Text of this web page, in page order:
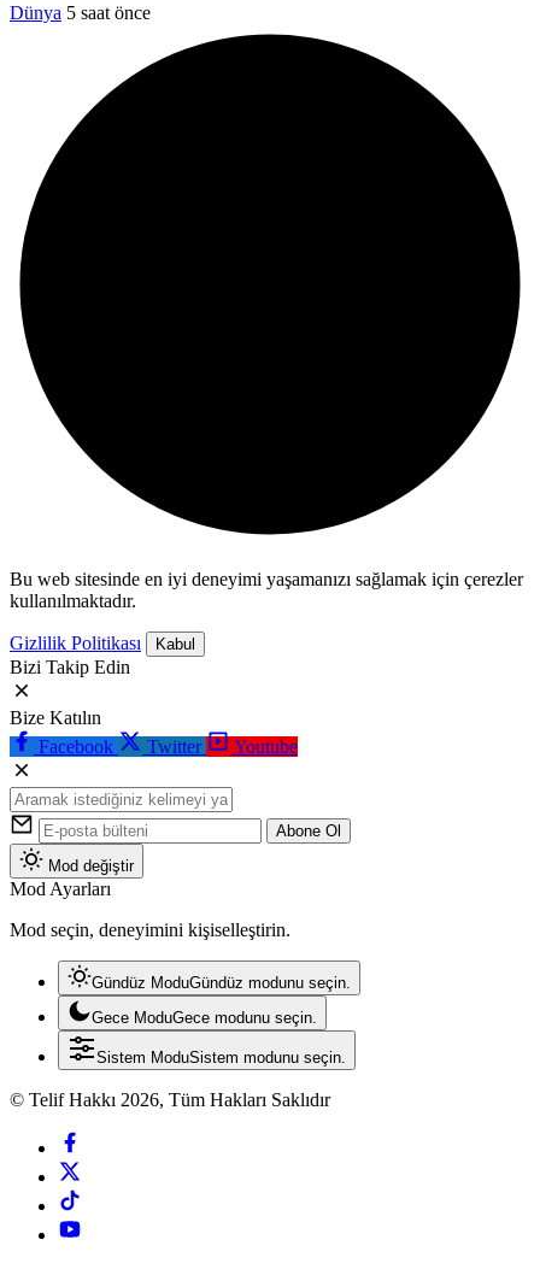
Dünya 5 saat önce
Bu web sitesinde en iyi deneyimi yaşamanızı sağlamak için çerezler
kullanılmaktadır.
Gizlilik Politikası Kabul
Bizi Takip Edin
Bize Katılın
Facebook
Twitter Youtube
Abone Ol
Mod değiştir
Mod Ayarları
Mod seçin, deneyimini kişiselleştirin.
Gündüz ModuGündüz modunu seçin.
Gece ModuGece modunu seçin.
Sistem ModuSistem modunu seçin.
© Telif Hakkı 2026, Tüm Hakları Saklıdır